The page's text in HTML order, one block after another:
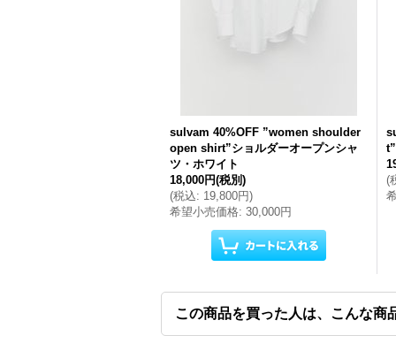
sulvam 40%OFF ”women shoulder
open shirt”ショルダーオープンシャ
ツ・ホワイト
18,000円(税別)
(税込: 19,800円)
希望小売価格: 30,000円
(
この商品を買った人は、こんな商